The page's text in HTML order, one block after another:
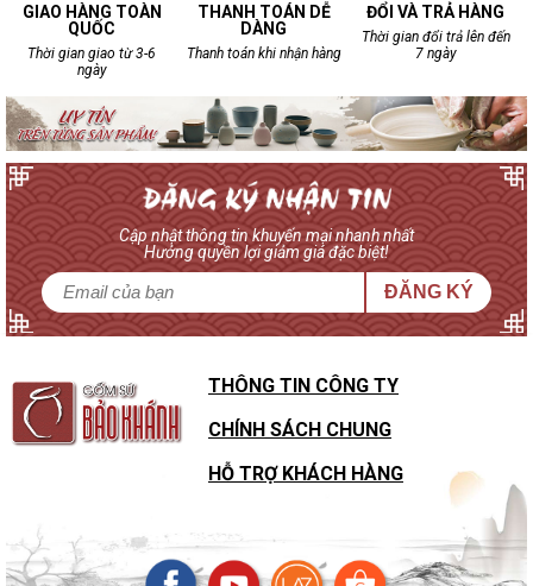
GIAO HÀNG TOÀN
QUỐC
Thời gian giao từ 3-6
ngày
THANH TOÁN DỄ
DÀNG
Thanh toán khi nhận hàng
ĐỔI VÀ TRẢ HÀNG
Thời gian đổi trả lên đến
7 ngày
Cập nhật thông tin khuyến mại nhanh nhất
Hưởng quyền lợi giảm giá đặc biệt!
ĐĂNG KÝ
THÔNG TIN CÔNG TY
CHÍNH SÁCH CHUNG
HỖ TRỢ KHÁCH HÀNG